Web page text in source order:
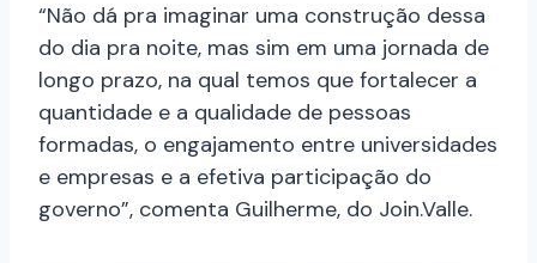
“Não dá pra imaginar uma construção dessa
do dia pra noite, mas sim em uma jornada de
longo prazo, na qual temos que fortalecer a
quantidade e a qualidade de pessoas
formadas, o engajamento entre universidades
e empresas e a efetiva participação do
governo”, comenta Guilherme, do Join.Valle.